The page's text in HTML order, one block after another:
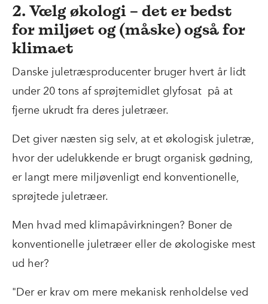
fremgår ikke i beskrivelsen af det endelige
produkt.
er produceret. Men det forbliver kvalificeret
gætværk.
det gøre det nemmere for forbrugeren at
vælge bæredygtigt – og samtidig give
producenterne endnu større incitament til at
2. Vælg økologi – det er bedst
for miljøet og (måske) også for
klimaet
Danske juletræsproducenter bruger hvert år lidt
under 20 tons af sprøjtemidlet glyfosat på at
fjerne ukrudt fra deres juletræer.
Det giver næsten sig selv, at et økologisk juletræ,
hvor der udelukkende er brugt organisk gødning,
er langt mere miljøvenligt end konventionelle,
sprøjtede juletræer.
Men hvad med klimapåvirkningen? Boner de
konventionelle juletræer eller de økologiske mest
ud her?
"Der er krav om mere mekanisk renholdelse ved